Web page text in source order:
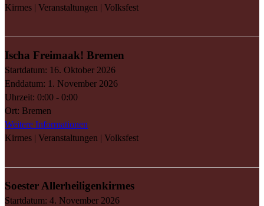
Kirmes | Veranstaltungen | Volksfest
Ischa Freimaak! Bremen
Startdatum: 16. Oktober 2026
Enddatum: 1. November 2026
Uhrzeit: 0:00 - 0:00
Ort: Bremen
Weitere Informationen
Kirmes | Veranstaltungen | Volksfest
Soester Allerheiligenkirmes
Startdatum: 4. November 2026